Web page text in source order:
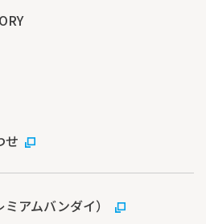
せ
アムバンダイ）